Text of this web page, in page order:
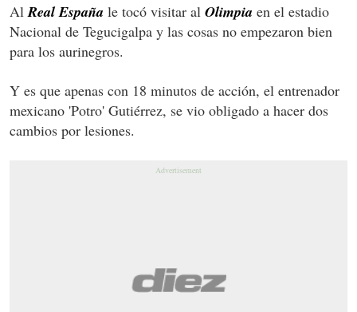
Al Real España le tocó visitar al Olimpia en el estadio
Nacional de Tegucigalpa y las cosas no empezaron bien
para los aurinegros.
Y es que apenas con 18 minutos de acción, el entrenador
mexicano 'Potro' Gutiérrez, se vio obligado a hacer dos
cambios por lesiones.